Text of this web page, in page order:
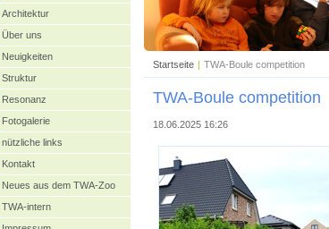
Startseite | TWA-Boule competition
TWA-Boule competition
18.06.2025 16:26
Architektur
Über uns
Neuigkeiten
Struktur
Resonanz
Fotogalerie
nützliche links
Kontakt
Neues aus dem TWA-Zoo
TWA-intern